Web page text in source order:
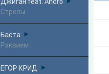
Стрелы
Баста
Рэквием
ЕГОР КРИД